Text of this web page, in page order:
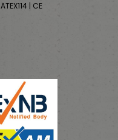
ATEX114 | CE